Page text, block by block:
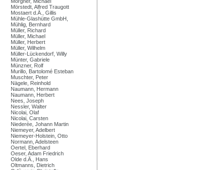
Mörstedt, Alfred Traugott
Mostaert d.Ä., Gillis
Mühle-Glashütte GmbH,
Mühlig, Bernhard
Müller, Richard
Müller, Michael
Müller, Herbert
Müller, Wilhelm
Müller-Lückendorf, Willy
Münter, Gabriele
Münzner, Rolf
Murillo, Bartolomé Esteban
Muschter, Peter
Nägele, Reinhold
Naumann, Hermann
Naumann, Herbert
Nees, Joseph
Nessler, Walter
Nicolai, Olaf
Nicolai, Carsten
Niederée, Johann Martin
Niemeyer, Adelbert
Niemeyer-Holstein, Otto
Normann, Adelsteen
Oertel, Eberhard
Oeser, Adam Friedrich
Olde d.Ä., Hans
Oltmanns, Dietrich